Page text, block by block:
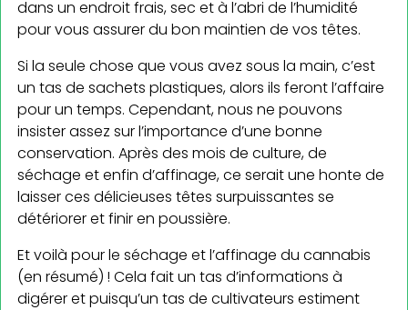
dans un endroit frais, sec et à l’abri de l’humidité
pour vous assurer du bon maintien de vos têtes.
Si la seule chose que vous avez sous la main, c’est
un tas de sachets plastiques, alors ils feront l’affaire
pour un temps. Cependant, nous ne pouvons
insister assez sur l’importance d’une bonne
conservation. Après des mois de culture, de
séchage et enfin d’affinage, ce serait une honte de
laisser ces délicieuses têtes surpuissantes se
détériorer et finir en poussière.
Et voilà pour le séchage et l’affinage du cannabis
(en résumé) ! Cela fait un tas d’informations à
digérer et puisqu’un tas de cultivateurs estiment